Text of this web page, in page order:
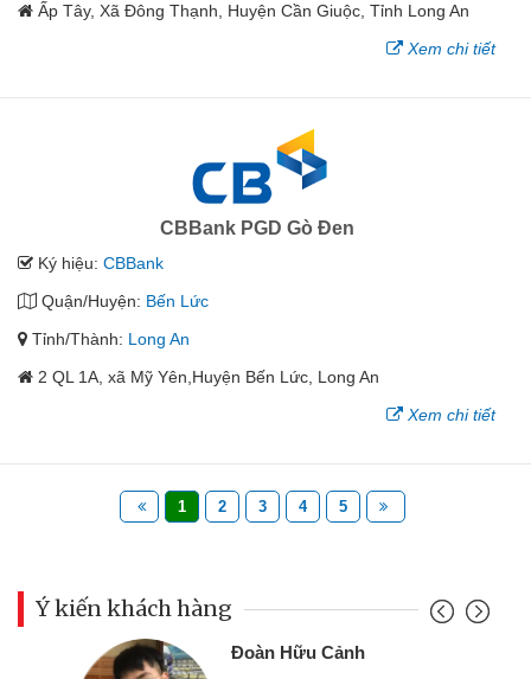
Ấp Tây, Xã Đông Thạnh, Huyện Cần Giuộc, Tỉnh Long An
Xem chi tiết
CBBank PGD Gò Đen
Ký hiệu: CBBank
Quận/Huyện: Bến Lức
Tỉnh/Thành: Long An
2 QL 1A, xã Mỹ Yên,Huyện Bến Lức, Long An
Xem chi tiết
1 2 3 4 5
Ý kiến khách hàng
Đoàn Hữu Cảnh